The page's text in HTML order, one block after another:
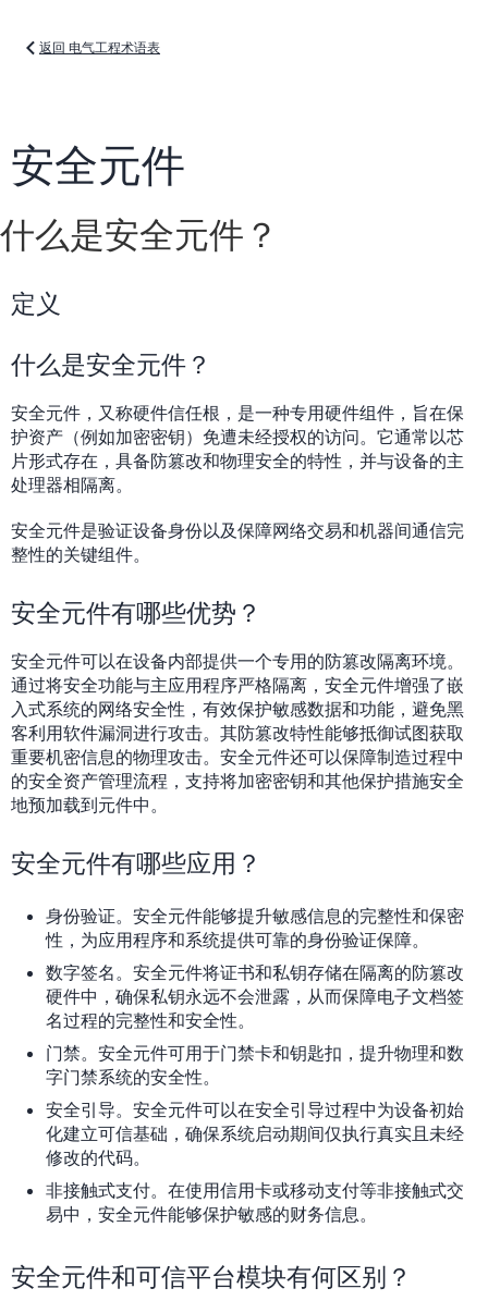
返回 电气工程术语表
安全元件
什么是安全元件？
定义
什么是安全元件？
安全元件，又称硬件信任根，是一种专用硬件组件，旨在保
护资产（例如加密密钥）免遭未经授权的访问。它通常以芯
片形式存在，具备防篡改和物理安全的特性，并与设备的主
处理器相隔离。
安全元件是验证设备身份以及保障网络交易和机器间通信完
整性的关键组件。
安全元件有哪些优势？
安全元件可以在设备内部提供一个专用的防篡改隔离环境。
通过将安全功能与主应用程序严格隔离，安全元件增强了嵌
入式系统的网络安全性，有效保护敏感数据和功能，避免黑
客利用软件漏洞进行攻击。其防篡改特性能够抵御试图获取
重要机密信息的物理攻击。安全元件还可以保障制造过程中
的安全资产管理流程，支持将加密密钥和其他保护措施安全
地预加载到元件中。
安全元件有哪些应用？
身份验证。安全元件能够提升敏感信息的完整性和保密
性，为应用程序和系统提供可靠的身份验证保障。
数字签名。安全元件将证书和私钥存储在隔离的防篡改
硬件中，确保私钥永远不会泄露，从而保障电子文档签
名过程的完整性和安全性。
门禁。安全元件可用于门禁卡和钥匙扣，提升物理和数
字门禁系统的安全性。
安全引导。安全元件可以在安全引导过程中为设备初始
化建立可信基础，确保系统启动期间仅执行真实且未经
修改的代码。
非接触式支付。在使用信用卡或移动支付等非接触式交
易中，安全元件能够保护敏感的财务信息。
安全元件和可信平台模块有何区别？